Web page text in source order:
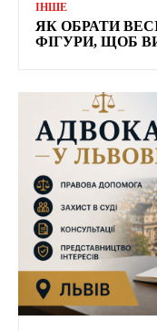
ІНШЕ
ЯК ОБРАТИ
ФІГУРИ, ЩОБ